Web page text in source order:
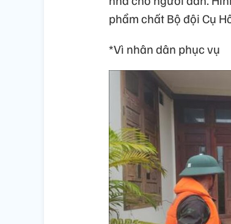
phẩm chất Bộ đội Cụ
*Vì nhân dân phục vụ